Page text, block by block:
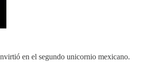
en el segundo unicornio mexicano.